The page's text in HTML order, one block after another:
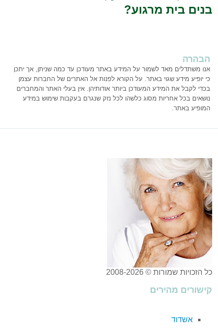
בנים בית מרגוע?
הבהרה
אנו משתדלים מאד לשמור על המידע באתר מעודכן עד כמה שניתן, אך יתכן
כי יופיע מידע שגוי באתר. על הקורא לפנות אל האתרים של החברות עצמן
בכדי לקבל את המידע המעודכן ביותר אודותיהן. אין בעלי האתר והמחברים
נושאים בכל אחריות מסוג כלשהו לכל נזק שנגרם בעקבות שימוש במידע
המופיע באתר.
כל הזכויות שמורות © 2008-2026
קישורים מהירים
אשדוד